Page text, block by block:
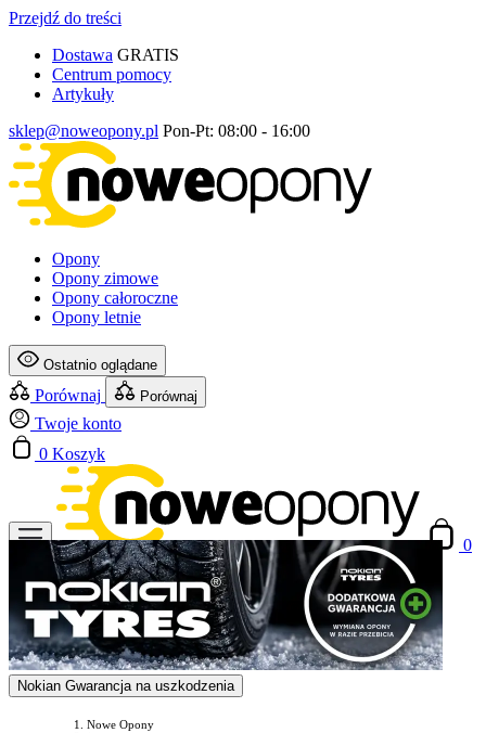
Przejdź do treści
Dostawa GRATIS
Centrum pomocy
Artykuły
sklep@noweopony.pl Pon-Pt: 08:00 - 16:00
Opony
Opony zimowe
Opony całoroczne
Opony letnie
Ostatnio oglądane
Porównaj Porównaj
Twoje konto
0 Koszyk
0
Nokian Gwarancja na uszkodzenia
Nowe Opony